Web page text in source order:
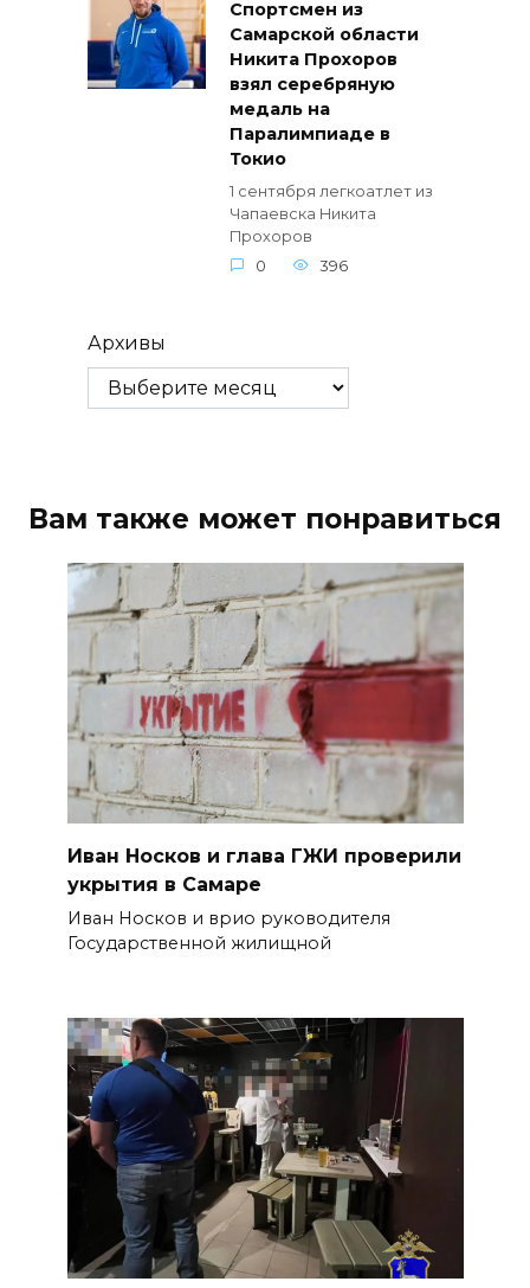
Спортсмен из
Самарской области
Никита Прохоров
взял серебряную
медаль на
Паралимпиаде в
Токио
1 сентября легкоатлет из
Чапаевска Никита
Прохоров
0
396
Архивы
Вам также может понравиться
Иван Носков и глава ГЖИ проверили
укрытия в Самаре
Иван Носков и врио руководителя
Государственной жилищной